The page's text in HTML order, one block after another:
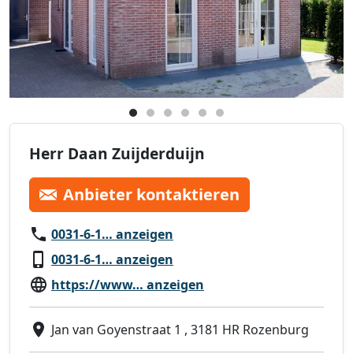
Herr Daan Zuijderduijn
Anbieter kontaktieren
0031-6-1… anzeigen
0031-6-1… anzeigen
https://www… anzeigen
Jan van Goyenstraat 1 , 3181 HR Rozenburg